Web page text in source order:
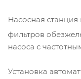
Насосная
фильтров
насоса с
Установка